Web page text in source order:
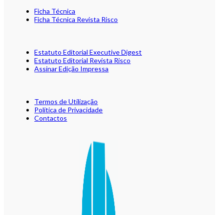
Ficha Técnica
Ficha Técnica Revista Risco
Estatuto Editorial Executive Digest
Estatuto Editorial Revista Risco
Assinar Edição Impressa
Termos de Utilização
Política de Privacidade
Contactos